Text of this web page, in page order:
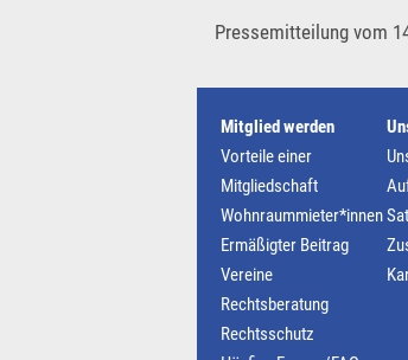
Pressemitteilung vom
Mitglied werden
Vorteile einer
Mitgliedschaft
Wohnraummieter*innen
Ermäßigter Beitrag
Vereine
Rechtsberatung
Rechtsschutz